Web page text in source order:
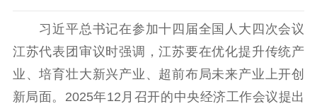
江苏要闻
公示公告
通知公告 信息公开制度
信息公开指南
习近平总书记在参加十四届全国人大四次会议
江苏代表团审议时强调，江苏要在优化提升传统产
业、培育壮大新兴产业、超前布局未来产业上开创
新局面。2025年12月召开的中央经济工作会议提出